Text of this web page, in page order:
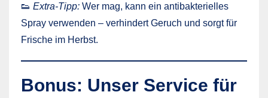
👟 Extra-Tipp: Wer mag, kann ein antibakterielles
Spray verwenden – verhindert Geruch und sorgt für
Frische im Herbst.
Bonus: Unser Service für